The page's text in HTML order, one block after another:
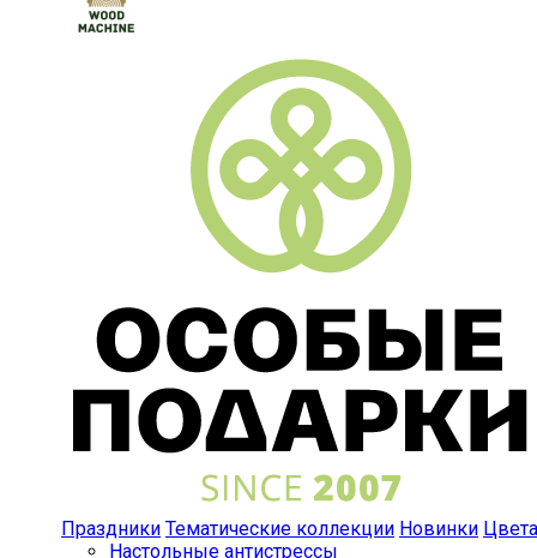
Праздники Тематические коллекции Новинки Цвета
Настольные антистрессы